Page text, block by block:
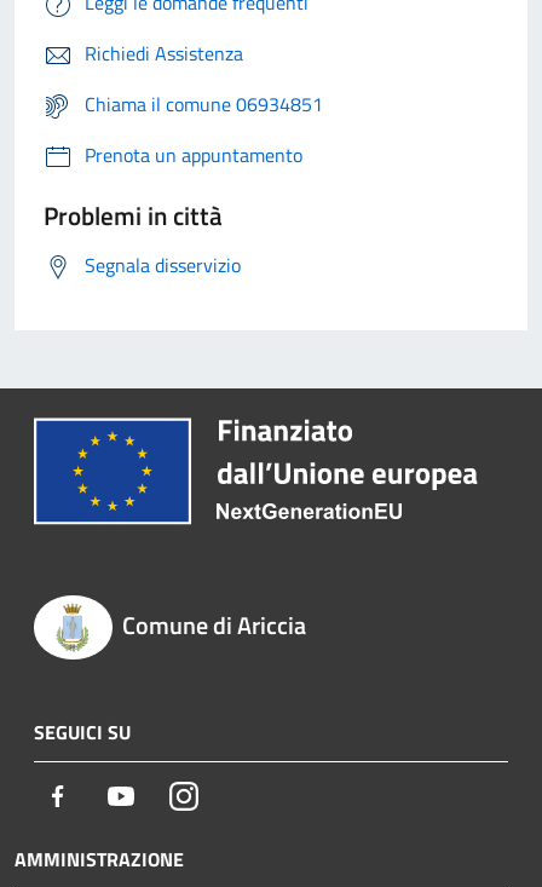
Richiedi Assistenza
Chiama il comune 06934851
Prenota un appuntamento
Problemi in città
Segnala disservizio
Comune di Ariccia
SEGUICI SU
Facebook YoutubeInstagram
AMMINISTRAZIONE